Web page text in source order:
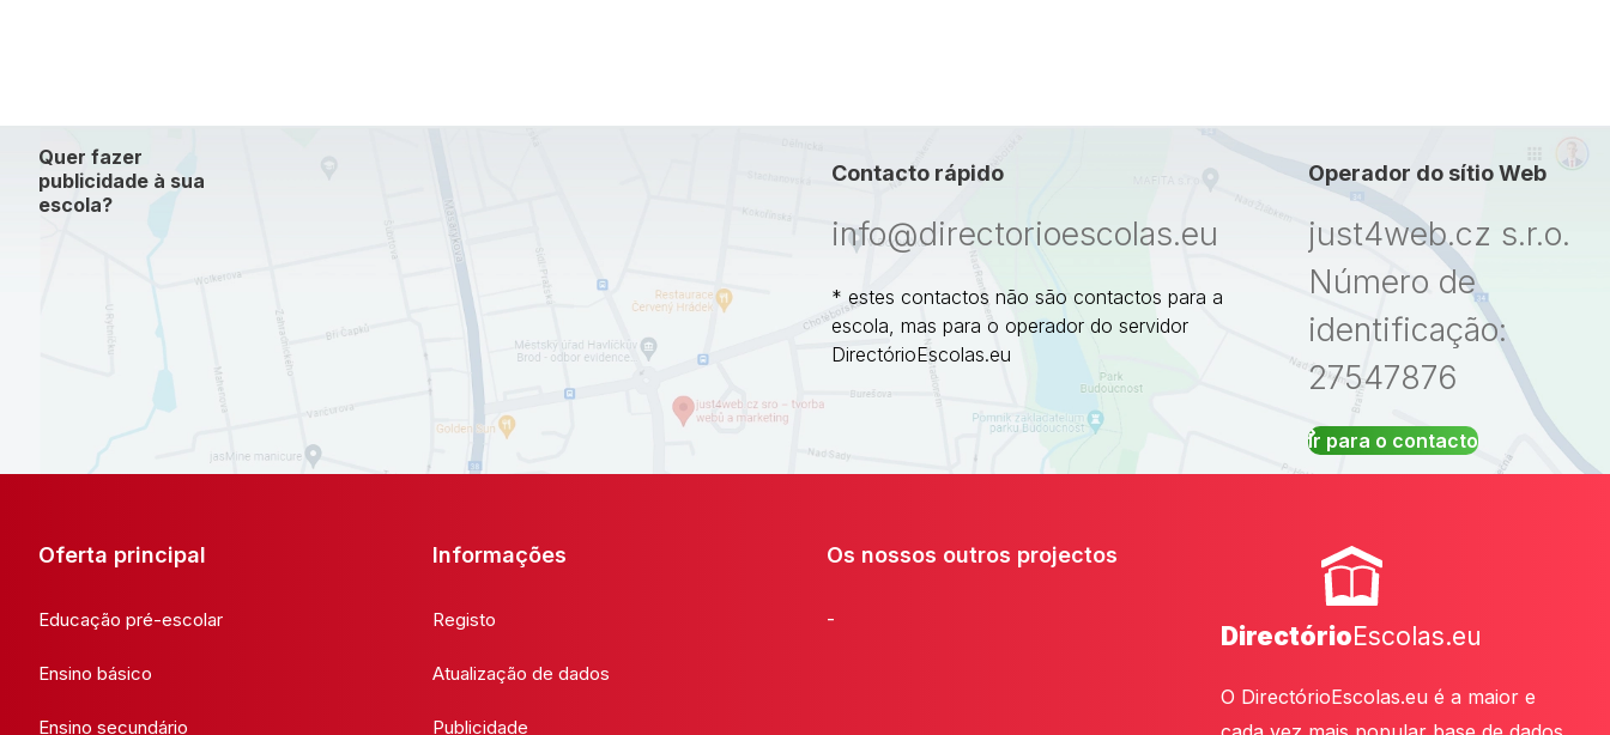
Quer fazer
publicidade à sua
escola?
Contacto rápido
info@directorioescolas.eu
* estes contactos não são contactos para a
escola, mas para o operador do servidor
DirectórioEscolas.eu
Operador do sítio Web
just4web.cz s.r.o.
Número de
identificação:
27547876
Ir para o contacto
Oferta principal
Educação pré-escolar
Ensino básico
Ensino secundário
Informações
Registo
Atualização de dados
Publicidade
Os nossos outros projectos
-
DirectórioEscolas.eu
O DirectórioEscolas.eu é a maior e